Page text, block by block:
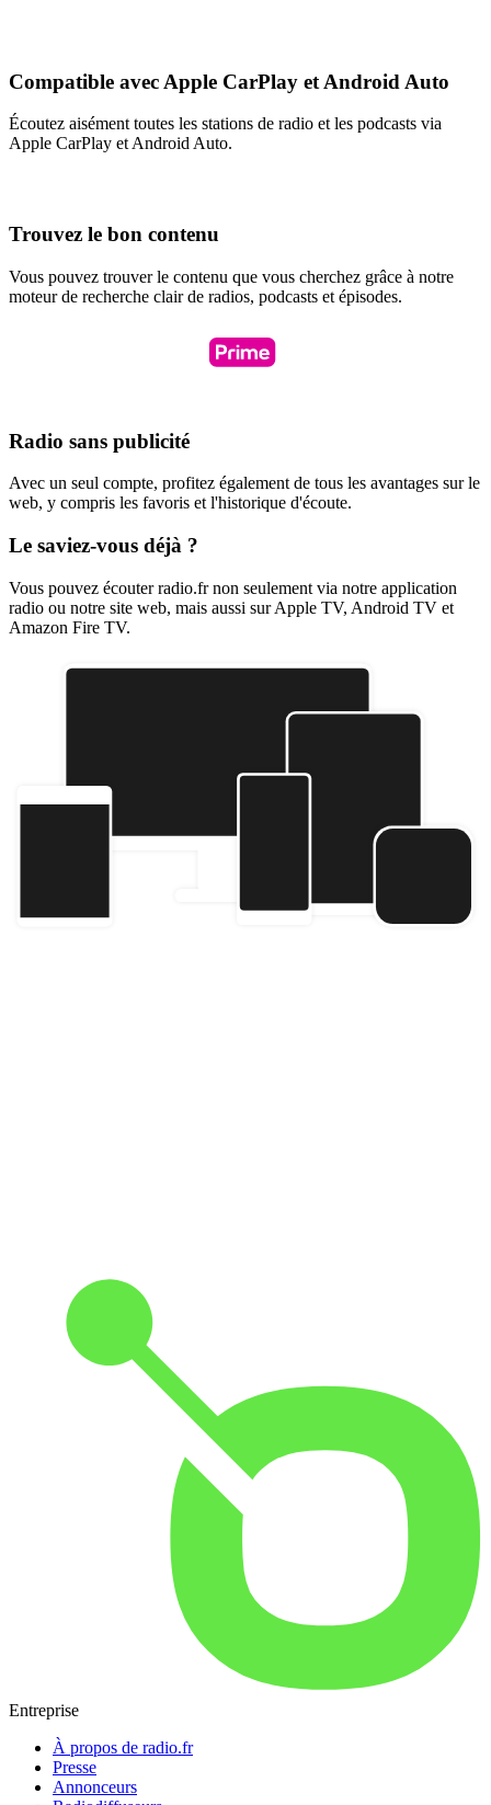
Compatible avec Apple CarPlay et Android Auto
Écoutez aisément toutes les stations de radio et les podcasts via
Apple CarPlay et Android Auto.
Trouvez le bon contenu
Vous pouvez trouver le contenu que vous cherchez grâce à notre
moteur de recherche clair de radios, podcasts et épisodes.
Radio sans publicité
Avec un seul compte, profitez également de tous les avantages sur le
web, y compris les favoris et l'historique d'écoute.
Le saviez-vous déjà ?
Vous pouvez écouter radio.fr non seulement via notre application
radio ou notre site web, mais aussi sur Apple TV, Android TV et
Amazon Fire TV.
Entreprise
À propos de radio.fr
Presse
Annonceurs